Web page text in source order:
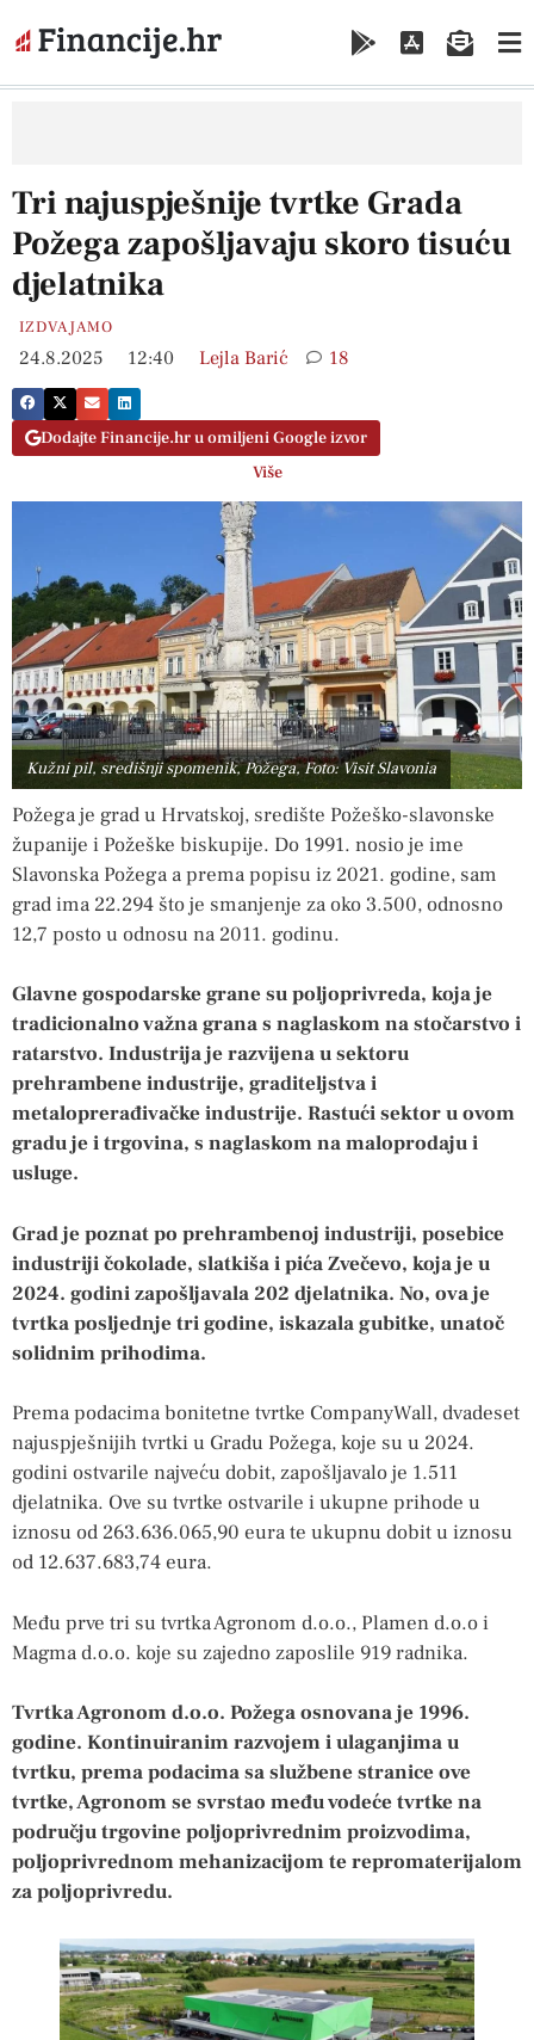
Tri najuspješnije tvrtke Grada
Požega zapošljavaju skoro tisuću
djelatnika
IZDVAJAMO
24.8.2025 12:40 Lejla Barić 18
Dodajte Financije.hr u omiljeni Google izvor
Više
Kužni pil, središnji spomenik, Požega, Foto: Visit Slavonia
Požega je grad u Hrvatskoj, središte Požeško-slavonske
županije i Požeške biskupije. Do 1991. nosio je ime
Slavonska Požega a prema popisu iz 2021. godine, sam
grad ima 22.294 što je smanjenje za oko 3.500, odnosno
12,7 posto u odnosu na 2011. godinu.
Glavne gospodarske grane su poljoprivreda, koja je
tradicionalno važna grana s naglaskom na stočarstvo i
ratarstvo. Industrija je razvijena u sektoru
prehrambene industrije, graditeljstva i
metaloprerađivačke industrije. Rastući sektor u ovom
gradu je i trgovina, s naglaskom na maloprodaju i
usluge.
Grad je poznat po prehrambenoj industriji, posebice
industriji čokolade, slatkiša i pića Zvečevo, koja je u
2024. godini zapošljavala 202 djelatnika. No, ova je
tvrtka posljednje tri godine, iskazala gubitke, unatoč
solidnim prihodima.
Prema podacima bonitetne tvrtke CompanyWall, dvadeset
najuspješnijih tvrtki u Gradu Požega, koje su u 2024.
godini ostvarile najveću dobit, zapošljavalo je 1.511
djelatnika. Ove su tvrtke ostvarile i ukupne prihode u
iznosu od 263.636.065,90 eura te ukupnu dobit u iznosu
od 12.637.683,74 eura.
Među prve tri su tvrtka Agronom d.o.o., Plamen d.o.o i
Magma d.o.o. koje su zajedno zaposlile 919 radnika.
Tvrtka Agronom d.o.o. Požega osnovana je 1996.
godine. Kontinuiranim razvojem i ulaganjima u
tvrtku, prema podacima sa službene stranice ove
tvrtke, Agronom se svrstao među vodeće tvrtke na
području trgovine poljoprivrednim proizvodima,
poljoprivrednom mehanizacijom te repromaterijalom
za poljoprivredu.